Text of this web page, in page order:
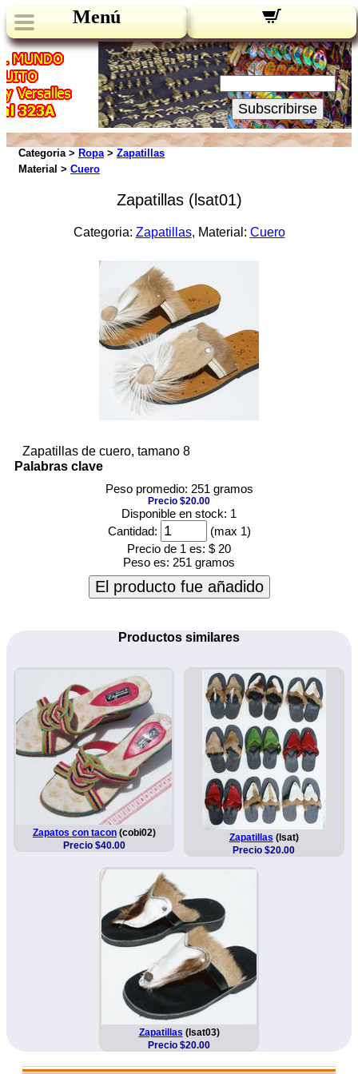
Menú
Novedades:
Su Email:
Subscribirse
Categoria > Ropa> Zapatillas
Material > Cuero
Zapatillas (lsat01)
Categoria: Zapatillas, Material: Cuero
Zapatillas de cuero, tamano 8
Palabras clave
Peso promedio: 251 gramos
Precio $20.00
Disponible en stock: 1
Cantidad:
(max 1)
Precio de 1 es: $ 20
Peso es: 251 gramos
El producto fue añadido
Productos similares
Zapatos con tacon(cobi02)
Precio $40.00
Zapatillas (lsat)
Precio $20.00
Zapatillas (lsat03)
Precio $20.00